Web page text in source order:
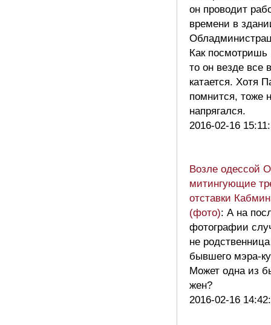
он проводит
времени в
Как посмотришь
то он везде все
катается. Хотя
помнится, тоже
напрягался.
2016-02-16
Возле одессой
митингующие
отставки
(фото): А на
фотографии
не
бывшего мэра-
Может одна из
жен?
2016-02-16